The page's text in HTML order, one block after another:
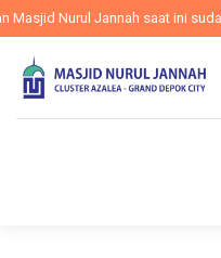
Nurul Jannah saat ini